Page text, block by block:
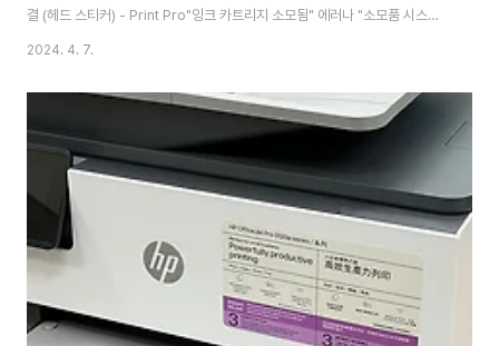
결 (헤드 스티커) - Print Pro"잉크 카트리지 소모됨" 에러나 "소모품 시스템
문제" 등 잉크고갈과 관련된 에러 해결을 위한 가장 빠르고 간편한 방법을 소개
다. 우리가 사용하는 HP 프린터 !!참 좋은 프린터인데... 사용하다 만
나게 되는 잉크고갈 메세지...잉크시스템에 문제가 있다는 메세시...한번 뜨기
시작하면 지속적으로 나타납니다. 프린터 기종별로 각각 나타나는 메세지
는 상이하지만근본적인 문제와 해결방법은 동..
2024. 4. 7.